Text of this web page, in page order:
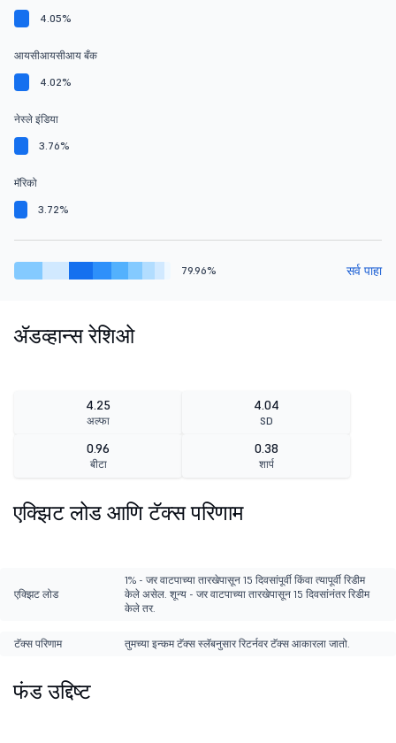
4.05%
आयसीआयसीआय बँक
4.02%
नेस्ले इंडिया
3.76%
मॅरिको
3.72%
79.96% सर्व पाहा
ॲडव्हान्स रेशिओ
4.25
अल्फा
4.04
SD
0.96
बीटा
0.38
शार्प
एक्झिट लोड आणि टॅक्स परिणाम
एक्झिट लोड
1% - जर वाटपाच्या तारखेपासून 15 दिवसांपूर्वी किंवा त्यापूर्वी रिडीम
केले असेल. शून्य - जर वाटपाच्या तारखेपासून 15 दिवसांनंतर रिडीम
केले तर.
टॅक्स परिणाम तुमच्या इन्कम टॅक्स स्लॅबनुसार रिटर्नवर टॅक्स आकारला जातो.
फंड उद्दिष्ट